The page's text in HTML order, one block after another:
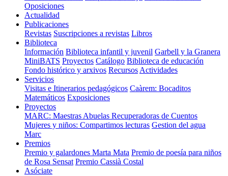
Oposiciones
Actualidad
Publicaciones
Revistas Suscripciones a revistas Libros
Biblioteca
Información Biblioteca infantil y juvenil Garbell y la Granera
MiniBATS Proyectos Catálogo Biblioteca de educación
Fondo histórico y arxivos Recursos Actividades
Servicios
Visitas e Itinerarios pedagógicos Caàrem: Bocaditos
Matemáticos Exposiciones
Proyectos
MARC: Maestras Abuelas Recuperadoras de Cuentos
Mujeres y niños: Compartimos lecturas Gestion del agua
Marc
Premios
Premio y galardones Marta Mata Premio de poesía para niños
de Rosa Sensat Premio Cassià Costal
Asóciate